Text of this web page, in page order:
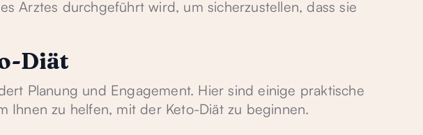
Arztes durchgeführt wird, um sicherzustellen, dass sie
Diät
Planung und Engagement. Hier sind einige praktische
Ihnen zu helfen, mit der Keto-Diät zu beginnen.